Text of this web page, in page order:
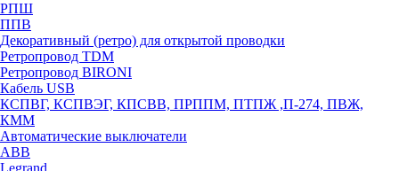
РПШ
ППВ
Декоративный (ретро) для открытой проводки
Ретропровод TDM
Ретропровод BIRONI
Кабель USB
КСПВГ, КСПВЭГ, КПСВВ, ПРППМ, ПТПЖ ,П-274, ПВЖ,
КММ
Автоматические выключатели
ABB
Legrand